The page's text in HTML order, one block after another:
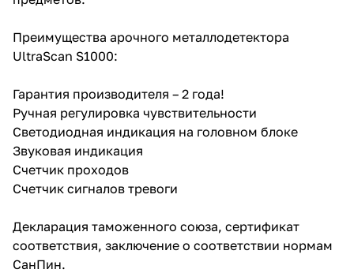
Преимущества арочного металлодетектора
UltraScan S1000:
Гарантия производителя – 2 года!
Ручная регулировка чувствительности
Светодиодная индикация на головном блоке
Звуковая индикация
Счетчик проходов
Счетчик сигналов тревоги
Декларация таможенного союза, сертификат
соответствия, заключение о соответствии нормам
СанПин.